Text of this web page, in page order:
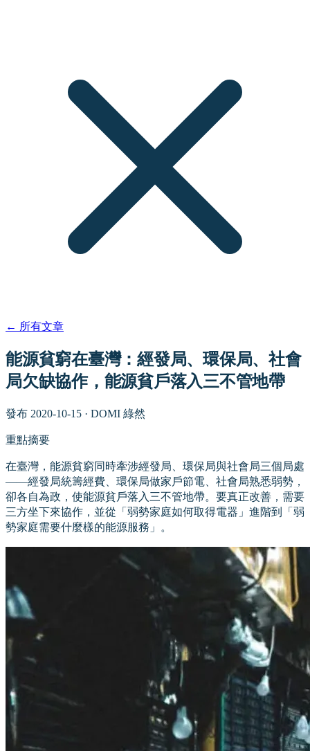
← 所有文章
能源貧窮在臺灣：經發局、環保局、社會
局欠缺協作，能源貧戶落入三不管地帶
發布 2020-10-15 · DOMI 綠然
重點摘要
在臺灣，能源貧窮同時牽涉經發局、環保局與社會局三個局處
——經發局統籌經費、環保局做家戶節電、社會局熟悉弱勢，
卻各自為政，使能源貧戶落入三不管地帶。要真正改善，需要
三方坐下來協作，並從「弱勢家庭如何取得電器」進階到「弱
勢家庭需要什麼樣的能源服務」。